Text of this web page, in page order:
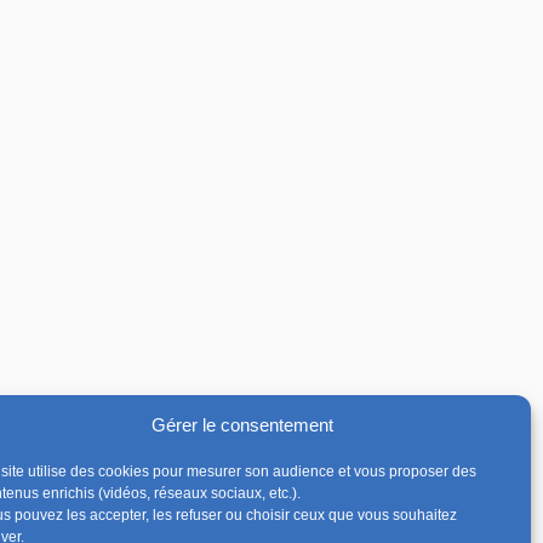
Gérer le consentement
utilise des cookies pour mesurer son audience et vous proposer des
enrichis (vidéos, réseaux sociaux, etc.).
pouvez les accepter, les refuser ou choisir ceux que vous souhaitez